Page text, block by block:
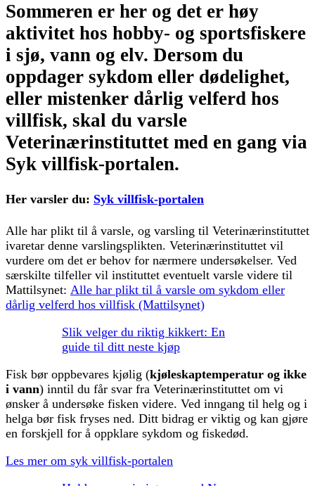
Sommeren er her og det er høy
aktivitet hos hobby- og sportsfiskere
i sjø, vann og elv. Dersom du
oppdager sykdom eller dødelighet,
eller mistenker dårlig velferd hos
villfisk, skal du varsle
Veterinærinstituttet med en gang via
Syk villfisk-portalen.
Her varsler du: Syk villfisk-portalen
Alle har plikt til å varsle, og varsling til Veterinærinstituttet
ivaretar denne varslingsplikten. Veterinærinstituttet vil
vurdere om det er behov for nærmere undersøkelser. Ved
særskilte tilfeller vil instituttet eventuelt varsle videre til
Mattilsynet: Alle har plikt til å varsle om sykdom eller
dårlig velferd hos villfisk (Mattilsynet)
Slik velger du riktig kikkert: En
guide til ditt neste kjøp
Fisk bør oppbevares kjølig (kjøleskaptemperatur og ikke
i vann) inntil du får svar fra Veterinærinstituttet om vi
ønsker å undersøke fisken videre. Ved inngang til helg og i
helga bør fisk fryses ned. Ditt bidrag er viktig og kan gjøre
en forskjell for å oppklare sykdom og fiskedød.
Les mer om syk villfisk-portalen